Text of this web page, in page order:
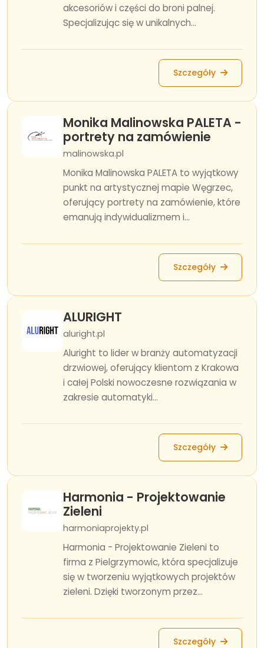
akcesoriów i części do broni palnej.
Specjalizując się w unikalnych...
Szczegóły
Monika Malinowska PALETA -
portrety na zamówienie
malinowska.pl
Monika Malinowska PALETA to wyjątkowy
punkt na artystycznej mapie Węgrzec,
oferujący portrety na zamówienie, które
emanują indywidualizmem i...
Szczegóły
ALURIGHT
aluright.pl
Aluright to lider w branży automatyzacji
drzwiowej, oferujący klientom z Krakowa
i całej Polski nowoczesne rozwiązania w
zakresie automatyki...
Szczegóły
Harmonia - Projektowanie
Zieleni
harmoniaprojekty.pl
Harmonia - Projektowanie Zieleni to
firma z Pielgrzymowic, która specjalizuje
się w tworzeniu wyjątkowych projektów
zieleni. Dzięki tworzonym przez...
Szczegóły